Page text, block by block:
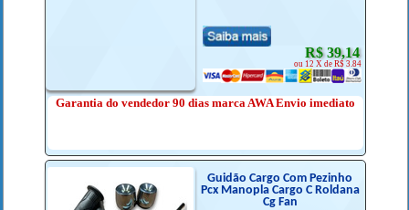
R$ 39,14
ou 12 X de R$ 3.84
Garantia do vendedor 90 dias marca AWA Envio imediato
Guidão Cargo Com Pezinho
Pcx Manopla Cargo C Roldana
Cg Fan